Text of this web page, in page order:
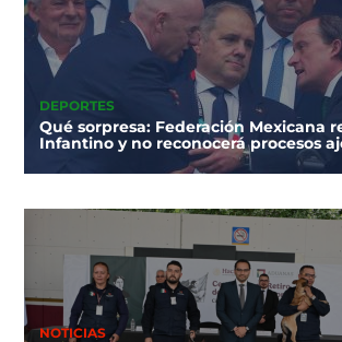
DEPORTES
Qué sorpresa: Federación Mexicana
Infantino y no reconocerá procesos
NOTICIAS